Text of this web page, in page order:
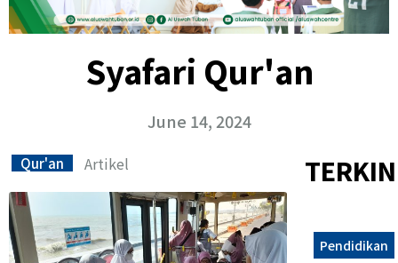
Syafari Qur'an
June 14, 2024
Qur'an Artikel
Pendidikan